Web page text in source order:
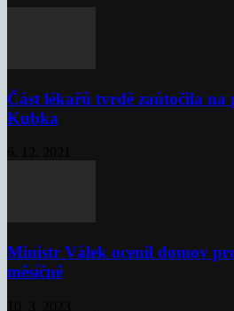
Část lékařů tvrdě zaútočila na
Kubka
Ministr Válek ocenil domov
měsíčně